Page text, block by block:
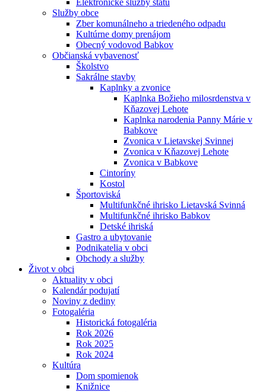
Elektronické služby štátu
Služby obce
Zber komunálneho a triedeného odpadu
Kultúrne domy prenájom
Obecný vodovod Babkov
Občianská vybavenosť
Školstvo
Sakrálne stavby
Kaplnky a zvonice
Kaplnka Božieho milosrdenstva v
Kňazovej Lehote
Kaplnka narodenia Panny Márie v
Babkove
Zvonica v Lietavskej Svinnej
Zvonica v Kňazovej Lehote
Zvonica v Babkove
Cintoríny
Kostol
Športoviská
Multifunkčné ihrisko Lietavská Svinná
Multifunkčné ihrisko Babkov
Detské ihriská
Gastro a ubytovanie
Podnikatelia v obci
Obchody a služby
Život v obci
Aktuality v obci
Kalendár podujatí
Noviny z dediny
Fotogaléria
Historická fotogaléria
Rok 2026
Rok 2025
Rok 2024
Kultúra
Dom spomienok
Knižnice